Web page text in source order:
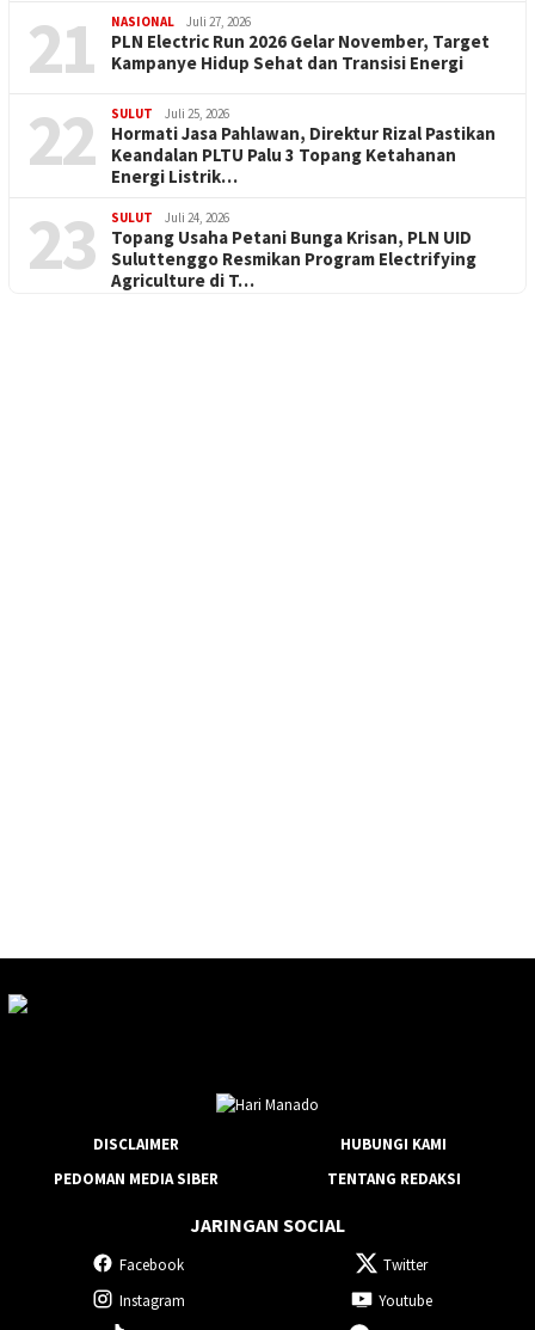
21 NASIONAL Juli 27, 2026
PLN Electric Run 2026 Gelar November, Target
Kampanye Hidup Sehat dan Transisi Energi
22 SULUT Juli 25, 2026
Hormati Jasa Pahlawan, Direktur Rizal Pastikan
Keandalan PLTU Palu 3 Topang Ketahanan
Energi Listrik…
23 SULUT Juli 24, 2026
Topang Usaha Petani Bunga Krisan, PLN UID
Suluttenggo Resmikan Program Electrifying
Agriculture di T…
DISCLAIMER
HUBUNGI KAMI
PEDOMAN MEDIA SIBER
TENTANG REDAKSI
JARINGAN SOCIAL
Facebook
Twitter
Instagram
Youtube